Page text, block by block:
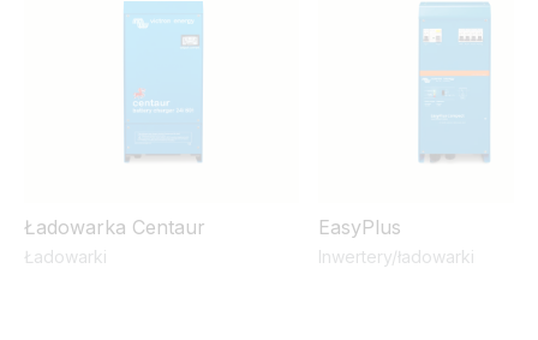
Ładowarka Centaur
Ładowarki
EasyPlus
Inwertery/ładowarki